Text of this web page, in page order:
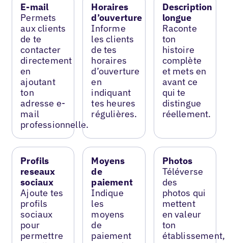
E-mail
Permets
aux clients
de te
contacter
directement
en
ajoutant
ton
adresse e-
mail
professionnelle.
Horaires
d’ouverture
Informe
les clients
de tes
horaires
d’ouverture
en
indiquant
tes heures
régulières.
Description
longue
Raconte
ton
histoire
complète
et mets en
avant ce
qui te
distingue
réellement.
Profils
reseaux
sociaux
Ajoute tes
profils
sociaux
pour
permettre
Moyens
de
paiement
Indique
les
moyens
de
paiement
Photos
Téléverse
des
photos qui
mettent
en valeur
ton
établissement,